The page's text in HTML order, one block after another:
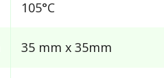
105°C
35 mm x 35mm